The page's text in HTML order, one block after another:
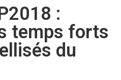
:
temps forts
du